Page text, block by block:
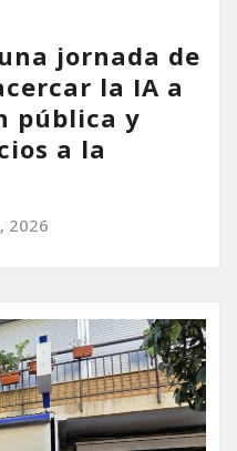
jornada de
la IA a
pública y
a la
2026